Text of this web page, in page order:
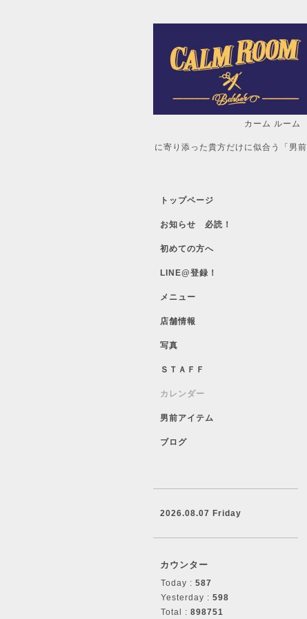
カーム ルーム
自分だけの「
に寄り添った貴方だけに似合う「男
トップページ
お知らせ 必読！
初めての方へ
LINE@登録！
メニュー
店舗情報
写真
ＳＴＡＦＦ
カレンダー
男前アイテム
ブログ
2026.08.07 Friday
カウンター
Today : 587
Yesterday : 598
Total : 898751